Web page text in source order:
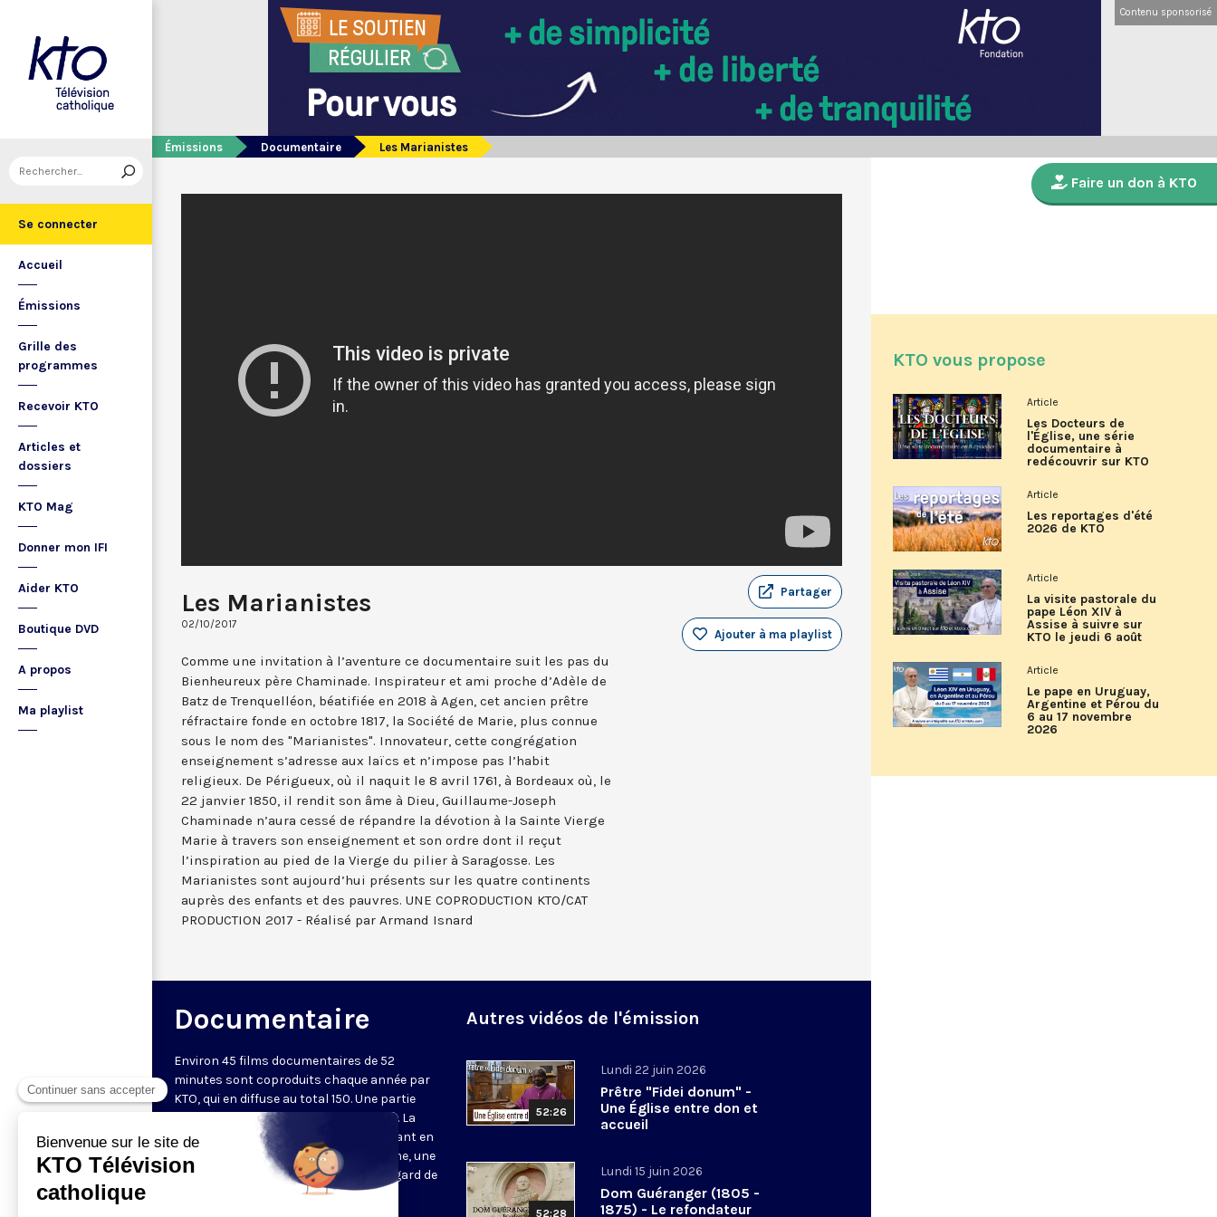
Se connecter
Accueil
Émissions
Grille des
programmes
Recevoir KTO
Articles et
dossiers
KTO Mag
Donner mon IFI
Aider KTO
Boutique DVD
A propos
Ma playlist
Contenu sponsorisé
Émissions Documentaire Les Marianistes
Les Marianistes
02/10/2017
Partager
Ajouter à ma playlist
Comme une invitation à l’aventure ce documentaire suit les pas du
Bienheureux père Chaminade. Inspirateur et ami proche d’Adèle de
Batz de Trenquelléon, béatifiée en 2018 à Agen, cet ancien prêtre
réfractaire fonde en octobre 1817, la Société de Marie, plus connue
sous le nom des "Marianistes". Innovateur, cette congrégation
enseignement s’adresse aux laïcs et n’impose pas l’habit
religieux. De Périgueux, où il naquit le 8 avril 1761, à Bordeaux où, le
22 janvier 1850, il rendit son âme à Dieu, Guillaume-Joseph
Chaminade n’aura cessé de répandre la dévotion à la Sainte Vierge
Marie à travers son enseignement et son ordre dont il reçut
l’inspiration au pied de la Vierge du pilier à Saragosse. Les
Marianistes sont aujourd’hui présents sur les quatre continents
auprès des enfants et des pauvres. UNE COPRODUCTION KTO/CAT
PRODUCTION 2017 - Réalisé par Armand Isnard
Documentaire
Environ 45 films documentaires de 52
minutes sont coproduits chaque année par
KTO, qui en diffuse au total 150. Une partie
d'entre eux est disponible sur Internet. La
chaîne privilégie des documents mettant en
valeur une vision chrétienne de l'homme, une
lecture des questions de société au regard de
la doctrine sociale de l'Église, une
Autres vidéos de l'émission
52:26
Lundi 22 juin 2026
Prêtre "Fidei donum" -
Une Église entre don et
accueil
52:28
Lundi 15 juin 2026
Dom Guéranger (1805 -
1875) - Le refondateur
Faire un don à KTO
KTO vous propose
Article
Les Docteurs de
l'Église, une série
documentaire à
redécouvrir sur KTO
Article
Les reportages d'été
2026 de KTO
Article
La visite pastorale du
pape Léon XIV à
Assise à suivre sur
KTO le jeudi 6 août
Article
Le pape en Uruguay,
Argentine et Pérou du
6 au 17 novembre
2026